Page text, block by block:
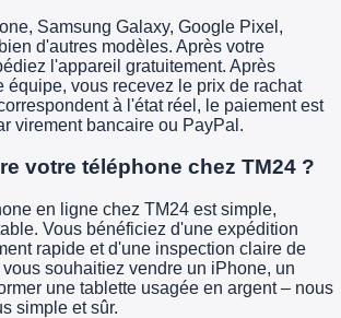
Samsung Galaxy, Google Pixel,
d'autres modèles. Après votre
l'appareil gratuitement. Après
équipe, vous recevez le prix de rachat
à l'état réel, le paiement est
virement bancaire ou PayPal.
votre téléphone chez TM24 ?
en ligne chez TM24 est simple,
Vous bénéficiez d'une expédition
rapide et d'une inspection claire de
souhaitiez vendre un iPhone, un
une tablette usagée en argent – nous
simple et sûr.